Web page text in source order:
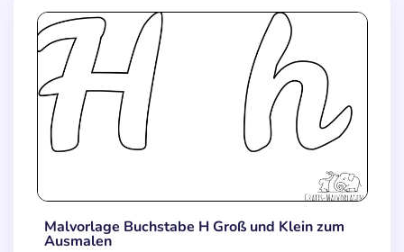
Malvorlage Buchstabe H Groß und Klein zum
Ausmalen